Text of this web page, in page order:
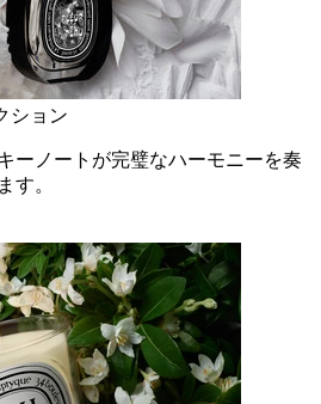
ション
ーノートが完璧なハーモニーを奏
す。